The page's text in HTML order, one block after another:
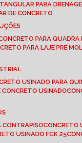
PARA
DE CONCRETO
CONCRETO PARA
PARA LAJE PRÉ
USINADO PARA
CONCRETO USINADO
CONTRAPISO
USINADO FCK 25